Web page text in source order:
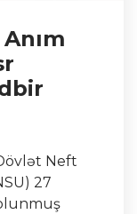
Neft
27